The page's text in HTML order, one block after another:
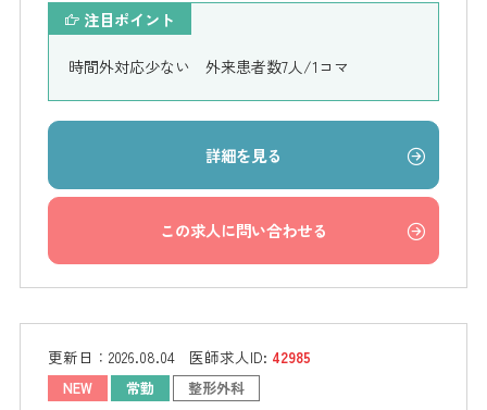
注目ポイント
時間外対応少ない 外来患者数7人/1コマ
詳細を見る
この求人に問い合わせる
更新日： 2026.08.04 医師求人ID: 42985
NEW 常勤 整形外科